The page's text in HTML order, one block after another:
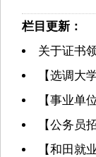
栏目更新：
关于证书
【选调大
【事业单
【公务员
【和田就